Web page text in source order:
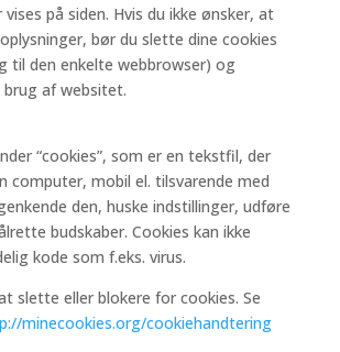
vises på siden. Hvis du ikke ønsker, at
bør du slette dine cookies
til den enkelte webbrowser) og
brug af websitet.
“cookies”, som er en tekstfil, der
computer, mobil el. tilsvarende med
den, huske indstillinger, udføre
budskaber. Cookies kan ikke
kode som f.eks. virus.
slette eller blokere for cookies. Se
minecookies.org/cookiehandtering